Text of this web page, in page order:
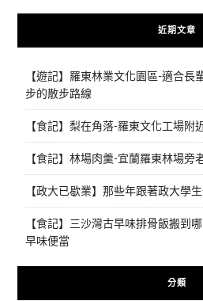
近期文章
【遊記】羅東林業文化園區-適合長
步的散步路線
【食記】梨在角落-羅東文化工場附
【食記】林場肉羹-宜蘭羅東林場旁
【政大已歇業】那些年跟著政大學
【食記】三沙灣古早味排骨飯搬到
早味便當
分類